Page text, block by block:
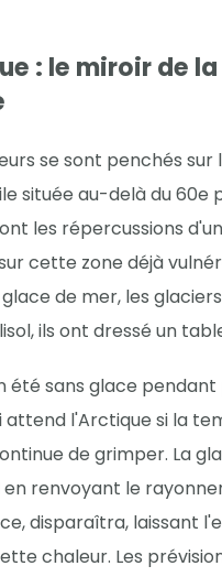
: le miroir de
se sont penchés
située au-delà du 60e
les répercussions
cette zone déjà
de mer, les
ils ont dressé un
été sans glace pendant
attend l'Arctique si la
de grimper. La
renvoyant le
disparaîtra, laissant
chaleur. Les